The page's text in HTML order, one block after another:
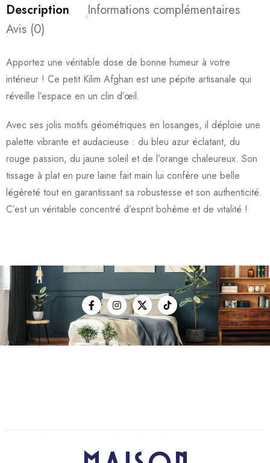
Description
Informations complémentaires
Avis (0)
​Apportez une véritable dose de bonne humeur à votre
intérieur ! Ce petit Kilim Afghan est une pépite artisanale qui
réveille l’espace en un clin d’œil.
​Avec ses jolis motifs géométriques en losanges, il déploie une
palette vibrante et audacieuse : du bleu azur éclatant, du
rouge passion, du jaune soleil et de l’orange chaleureux. Son
tissage à plat en pure laine fait main lui confère une belle
légèreté tout en garantissant sa robustesse et son authenticité.
C’est un véritable concentré d’esprit bohème et de vitalité !